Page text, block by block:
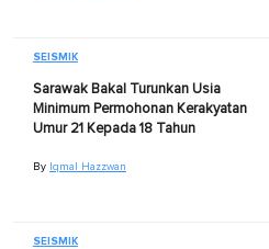
SEISMIK
Sarawak Bakal Turunkan Usia
Minimum Permohonan Kerakyatan
Umur 21 Kepada 18 Tahun
By Iqmal Hazzwan
SEISMIK